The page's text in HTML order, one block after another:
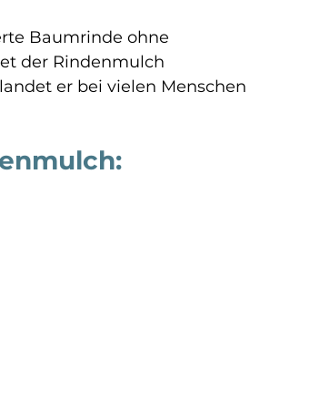
Baumrinde ohne
der Rindenmulch
landet er bei vielen Menschen